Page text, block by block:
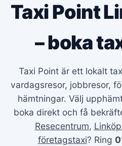
Taxi Point
– boka
Taxi Point är ett lokalt
vardagsresor, jobbresor,
hämtningar. Välj
boka direkt och få
Resecentrum,
företagstaxi? Ring